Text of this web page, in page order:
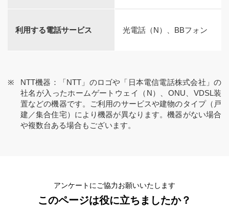
利用する電話サービス 光電話（N）、BBフォン
NTT機器：「NTT」のロゴや「日本電信電話株式会社」の
社名が入ったホームゲートウェイ（N）、ONU、VDSL装
置などの機器です。ご利用のサービスや建物のタイプ（戸
建／集合住宅）により機器が異なります。機器がない場合
や複数台ある場合もございます。
アンケートにご協力お願いいたします
このページは役に立ちましたか？